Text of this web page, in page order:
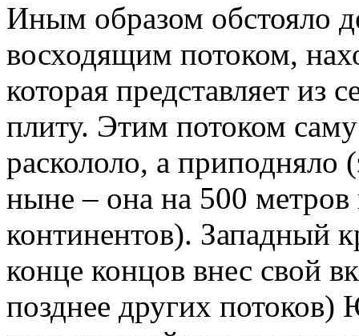
Иным образом обстояло
восходящим потоком,
которая представляет
плиту. Этим потоком
раскололо, а приподняло
ныне – она на 500
континентов). Западный
конце концов внес свой
позднее других